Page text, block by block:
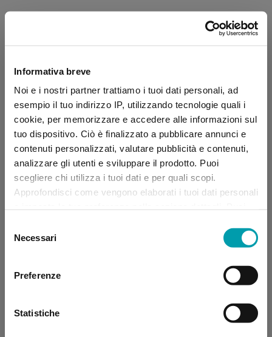
Informativa breve
Noi e i nostri partner trattiamo i tuoi dati personali, ad
esempio il tuo indirizzo IP, utilizzando tecnologie quali i
cookie, per memorizzare e accedere alle informazioni sul
tuo dispositivo. Ciò è finalizzato a pubblicare annunci e
contenuti personalizzati, valutare pubblicità e contenuti,
analizzare gli utenti e sviluppare il prodotto. Puoi
scegliere chi utilizza i tuoi dati e per quali scopi.
Approfondisci come vengono elaborati i tuoi dati personali
momento dalla Dichiarazione sui “
delNecessari
Preferenze
Statistiche
Application error: a client-side exception has occurred (see the
browser console for more information)